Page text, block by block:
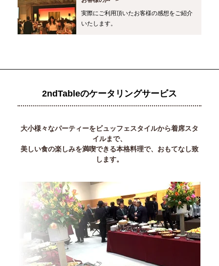
実際にご利用頂いたお客様の感想をご紹介
いたします。
2ndTableのケータリングサービス
大小様々なパーティーをビュッフェスタイルから着席スタ
イルまで、
美しい食の楽しみを満喫できる本格料理で、おもてなし致
します。